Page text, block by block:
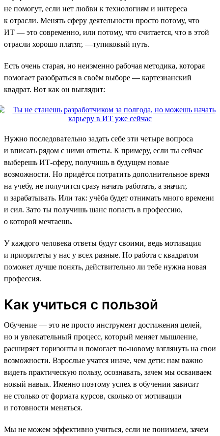
не помогут, если нет любви к технологиям и интереса
к отрасли. Менять сферу деятельности просто потому, что
ИТ — это современно, или потому, что считается, что в этой
отрасли хорошо платят, —тупиковый путь.
Есть очень старая, но неизменно рабочая методика, которая
помогает разобраться в своём выборе — картезианский
квадрат. Вот как он выглядит:
Нужно последовательно задать себе эти четыре вопроса
и вписать рядом с ними ответы. К примеру, если ты сейчас
выберешь ИТ-сферу, получишь в будущем новые
возможности. Но придётся потратить дополнительное время
на учебу, не получится сразу начать работать, а значит,
и зарабатывать. Или так: учёба будет отнимать много времени
и сил. Зато ты получишь шанс попасть в профессию,
о которой мечтаешь.
У каждого человека ответы будут своими, ведь мотивация
и приоритеты у нас у всех разные. Но работа с квадратом
поможет лучше понять, действительно ли тебе нужна новая
профессия.
Как учиться с пользой
Обучение — это не просто инструмент достижения целей,
но и увлекательный процесс, который меняет мышление,
расширяет горизонты и помогает по-новому взглянуть на свои
возможности. Взрослые учатся иначе, чем дети: нам важно
видеть практическую пользу, осознавать, зачем мы осваиваем
новый навык. Именно поэтому успех в обучении зависит
не столько от формата курсов, сколько от мотивации
и готовности меняться.
Мы не можем эффективно учиться, если не понимаем, зачем